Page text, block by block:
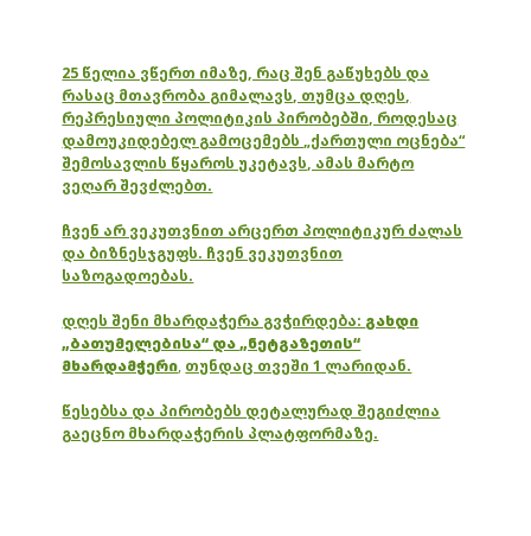
25 წელია ვწერთ იმაზე, რაც შენ გაწუხებს და
რასაც მთავრობა გიმალავს, თუმცა დღეს,
რეპრესიული პოლიტიკის პირობებში, როდესაც
დამოუკიდებელ გამოცემებს „ქართული ოცნება“
შემოსავლის წყაროს უკეტავს, ამას მარტო
ვეღარ შევძლებთ.
ჩვენ არ ვეკუთვნით არცერთ პოლიტიკურ ძალას
და ბიზნესჯგუფს. ჩვენ ვეკუთვნით
საზოგადოებას.
დღეს შენი მხარდაჭერა გვჭირდება: გახდი
„ბათუმელებისა“ და „ნეტგაზეთის“
მხარდამჭერი, თუნდაც თვეში 1 ლარიდან.
წესებსა და პირობებს დეტალურად შეგიძლია
გაეცნო მხარდაჭერის პლატფორმაზე.